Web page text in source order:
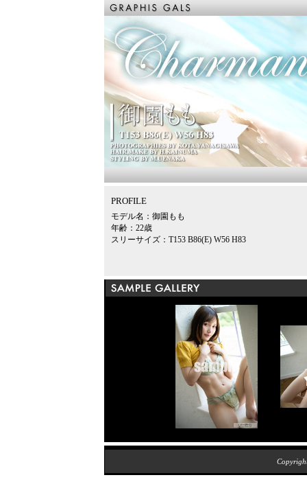
PROFILE
モデル名：御園もも
年齢：22歳
スリーサイズ：T153 B86(E) W56 H83